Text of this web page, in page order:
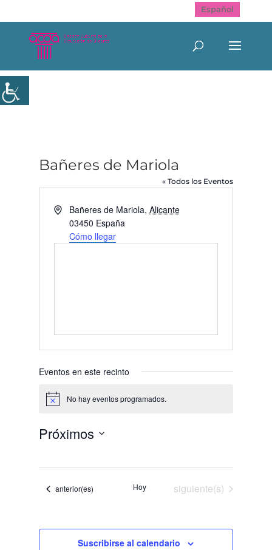
Español
Bañeres de Mariola
« Todos los Eventos
Dirección
Bañeres de Mariola, Alicante
03450 España
Cómo llegar
Eventos en este recinto
Aviso No hay eventos programados.
Próximos
Eventos
anterior(es) Hoy Eventos
siguiente(s)
Suscribirse al calendario